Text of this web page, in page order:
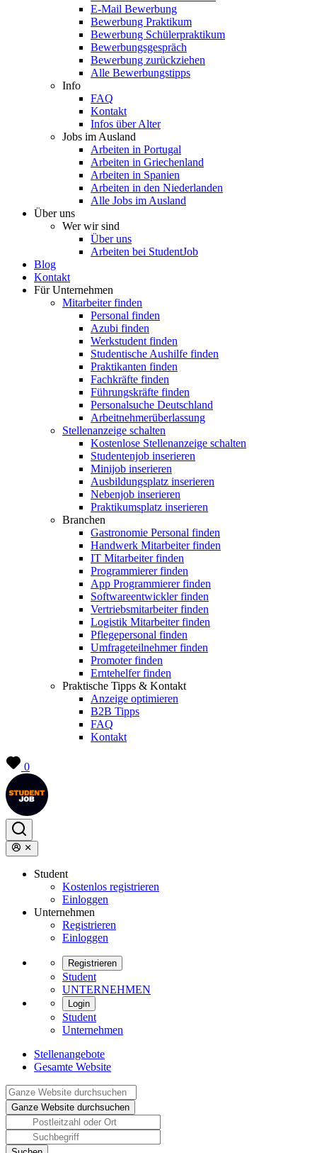
E-Mail Bewerbung
Bewerbung Praktikum
Bewerbung Schülerpraktikum
Bewerbungsgespräch
Bewerbung zurückziehen
Alle Bewerbungstipps
Info
FAQ
Kontakt
Infos über Alter
Jobs im Ausland
Arbeiten in Portugal
Arbeiten in Griechenland
Arbeiten in Spanien
Arbeiten in den Niederlanden
Alle Jobs im Ausland
Über uns
Wer wir sind
Über uns
Arbeiten bei StudentJob
Blog
Kontakt
Für Unternehmen
Mitarbeiter finden
Personal finden
Azubi finden
Werkstudent finden
Studentische Aushilfe finden
Praktikanten finden
Fachkräfte finden
Führungskräfte finden
Personalsuche Deutschland
Arbeitnehmerüberlassung
Stellenanzeige schalten
Kostenlose Stellenanzeige schalten
Studentenjob inserieren
Minijob inserieren
Ausbildungsplatz inserieren
Nebenjob inserieren
Praktikumsplatz inserieren
Branchen
Gastronomie Personal finden
Handwerk Mitarbeiter finden
IT Mitarbeiter finden
Programmierer finden
App Programmierer finden
Softwareentwickler finden
Vertriebsmitarbeiter finden
Logistik Mitarbeiter finden
Pflegepersonal finden
Umfrageteilnehmer finden
Promoter finden
Erntehelfer finden
Praktische Tipps & Kontakt
Anzeige optimieren
B2B Tipps
FAQ
Kontakt
0
Student
Kostenlos registrieren
Einloggen
Unternehmen
Registrieren
Einloggen
Registrieren
Student
UNTERNEHMEN
Login
Student
Unternehmen
Stellenangebote
Gesamte Website